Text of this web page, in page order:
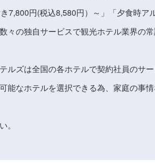
き7,800円(税込8,580円）～」「夕食時
々の独自サービスで観光ホテル業界の常
ルズは全国の各ホテルで契約社員のサ
能なホテルを選択できる為、家庭の事
。